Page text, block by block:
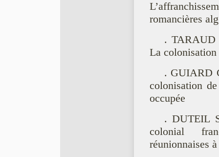
romancières
. TARAUD
La colonisation
. GUIARD
colonisation
occupée
. DUTEIL
colonial
réunionnaises